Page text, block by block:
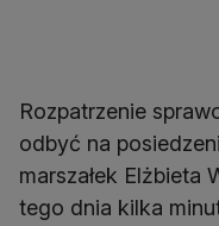
Rozpatrzenie
odbyć na
marszałek Elżbieta
tego dnia kilka